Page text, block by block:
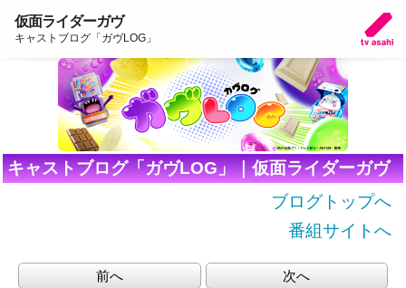
仮面ライダーガヴ
キャストブログ「ガヴLOG」
キャストブログ「ガヴLOG」｜仮面ライダーガヴ
ブログトップへ
番組サイトへ
前へ 次へ